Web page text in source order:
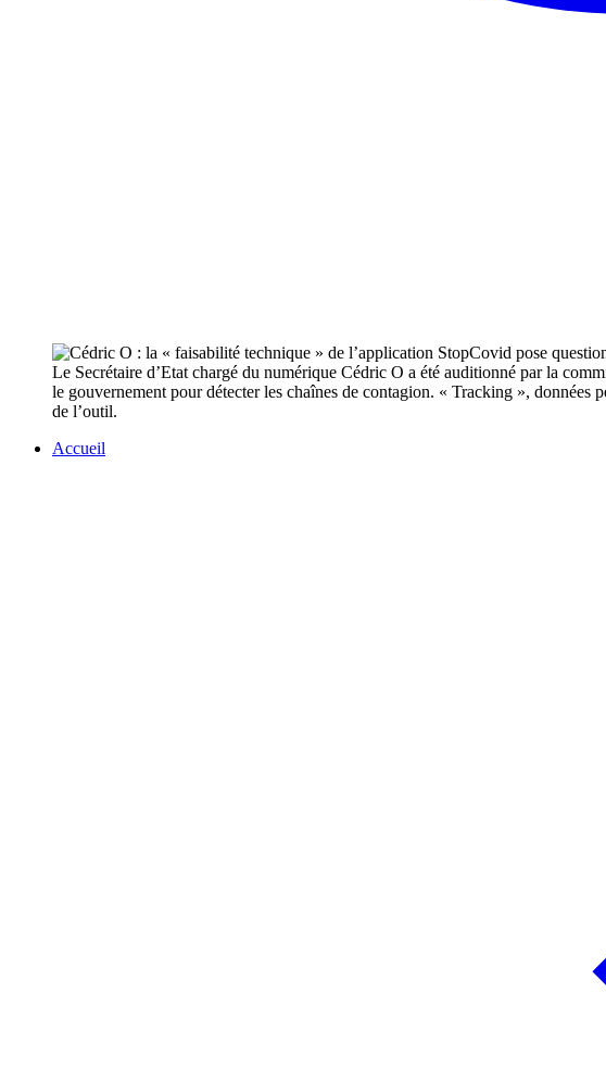
Le Secrétaire d’Etat chargé du numérique Cédric O a été auditionné par la
le gouvernement pour détecter les chaînes de contagion. « Tracking », données
de l’outil.
Accueil